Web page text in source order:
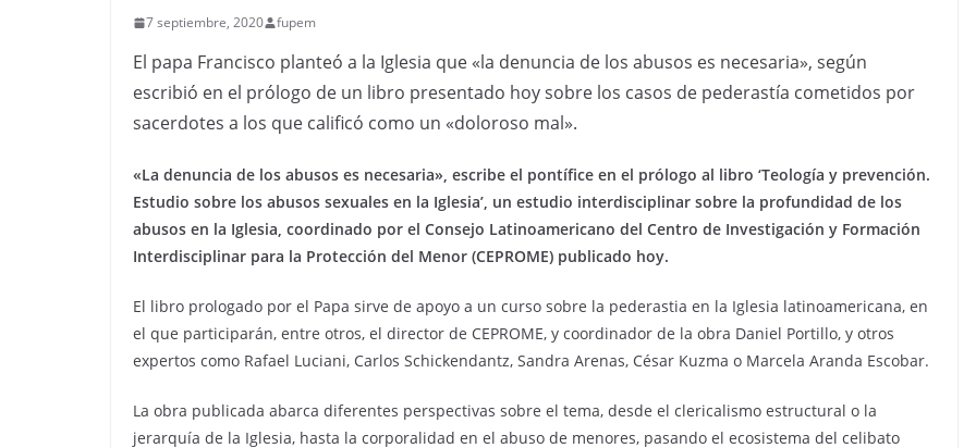
7 septiembre, 2020 fupem
El papa Francisco planteó a la Iglesia que «la denuncia de los abusos es necesaria», según
escribió en el prólogo de un libro presentado hoy sobre los casos de pederastía cometidos por
sacerdotes a los que calificó como un «doloroso mal».
«La denuncia de los abusos es necesaria», escribe el pontífice en el prólogo al libro ‘Teología y prevención.
Estudio sobre los abusos sexuales en la Iglesia’, un estudio interdisciplinar sobre la profundidad de los
abusos en la Iglesia, coordinado por el Consejo Latinoamericano del Centro de Investigación y Formación
Interdisciplinar para la Protección del Menor (CEPROME) publicado hoy.
El libro prologado por el Papa sirve de apoyo a un curso sobre la pederastia en la Iglesia latinoamericana, en
el que participarán, entre otros, el director de CEPROME, y coordinador de la obra Daniel Portillo, y otros
expertos como Rafael Luciani, Carlos Schickendantz, Sandra Arenas, César Kuzma o Marcela Aranda Escobar.
La obra publicada abarca diferentes perspectivas sobre el tema, desde el clericalismo estructural o la
jerarquía de la Iglesia, hasta la corporalidad en el abuso de menores, pasando el ecosistema del celibato